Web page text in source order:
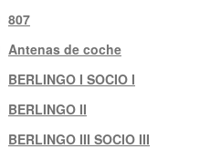
807
Antenas de coche
BERLINGO I SOCIO I
BERLINGO II
BERLINGO III SOCIO III